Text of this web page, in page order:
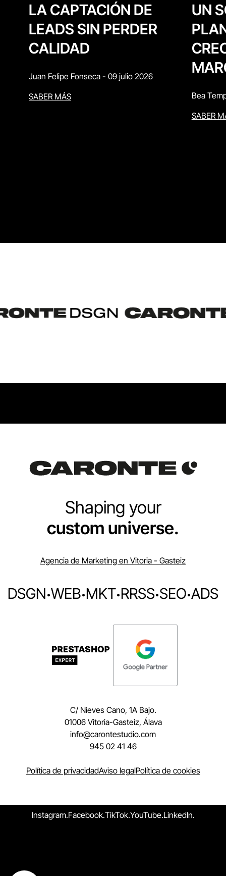
LA CAPTACIÓN DE
LEADS SIN PERDER
CALIDAD
Juan Felipe Fonseca - 09 julio 2026
SABER MÁS
UN
Bea
SABER
Shaping your
custom universe.
Agencia de Marketing en Vitoria - Gasteiz
DSGN·WEB·MKT·RRSS·SEO·ADS
C/ Nieves Cano, 1A Bajo.
01006 Vitoria-Gasteiz, Álava
moc.oidutsetnorac@ofni
945 02 41 46
Política de privacidadAviso legalPolítica de cookies
Instagram.Facebook.TikTok.YouTube.LinkedIn.